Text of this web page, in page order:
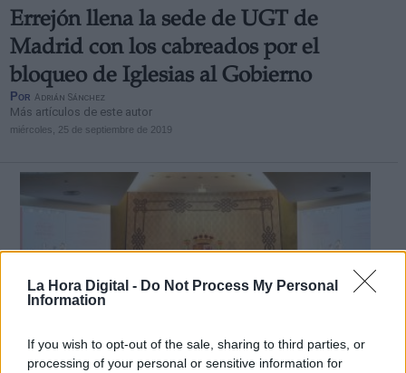
La Hora Digital - Do Not Process My Personal
Information
If you wish to opt-out of the sale, sharing to third parties, or
processing of your personal or sensitive information for
Errejón llena la sede de UGT de
Madrid con los cabreados por el
bloqueo de Iglesias al Gobierno
Por Adrián Sánchez
Más artículos de este autor
miércoles, 25 de septiembre de 2019